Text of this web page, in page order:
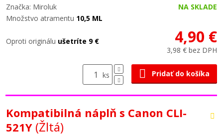
Značka: Miroluk
NA SKLADE
Množstvo atramentu 10,5 ML
Oproti originálu ušetríte 9 € 4,90 €
3,98 € bez DPH
ks Pridať do košíka
Kompatibilná náplň s Canon CLI-
521Y (Žltá)